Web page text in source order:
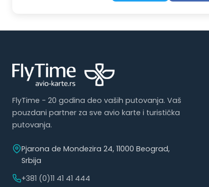
FlyTime - 20 godina deo vaših putovanja. Vaš
pouzdani partner za sve avio karte i turistička
putovanja.
Pjarona de Mondezira 24, 11000 Beograd,
Srbija
+381 (0)11 41 41 444